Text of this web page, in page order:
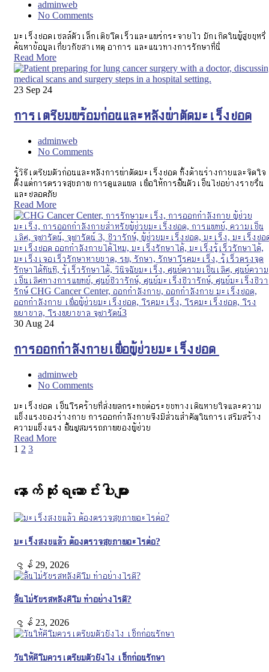
adminweb
No Comments
มะเร็งปอดเซลล์ตัวเล็กเติบโตเร็วและแพร่กระจายไว มักเกิดในผู้สูบบุหรี่
ค้นหาข้อมูลเกี่ยวกับสาเหตุ อาการ และแนวทางการรักษาที่นี่
Read More
23 Sep 24
การเตรียมพร้อมก่อนและหลังผ่าตัดมะเร็งปอด
adminweb
No Comments
รู้วิธีเตรียมตัวก่อนและหลังการผ่าตัดมะเร็งปอด ทั้งด้านร่างกายและจิตใจ
ตั้งแต่การตรวจสุขภาพ การดูแลแผล เพื่อให้การฟื้นตัวเป็นไปอย่างราบรื่น
และปลอดภัย
Read More
30 Aug 24
การออกกำลังกายเพื่อผู้ป่วยมะเร็งปอด
adminweb
No Comments
มะเร็งปอด เป็นโรคร้ายที่ส่งผลกระทบต่อระบบทางเดินหายใจและความ
แข็งแรงของร่างกาย การออกกำลังกายจึงมีส่วนสำคัญในการเสริมสร้าง
ความแข็งแรง ฟื้นฟูสมรรถภาพของผู้ป่วย
Read More
1 2 3
နောက်ဆုံးရဆောင်းပါးများ
มะเร็งสงบแล้ว ต้องตรวจสุขภาพอะไรต่อ?
ဇွန် 29, 2026
ลิ้นไม่รับรสหลังคีโม ทำอย่างไรดี?
ဇွန် 23, 2026
วันให้คีโมควรเตรียมตัวยังไง เช็กก่อนรักษา